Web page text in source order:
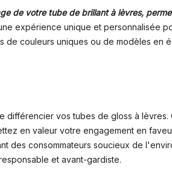
de votre tube de brillant à lèvres,
expérience unique et personnalisée
couleurs uniques ou de modèles en
différencier vos tubes de gloss à
en valeur votre engagement en
des consommateurs soucieux de
et avant-gardiste.